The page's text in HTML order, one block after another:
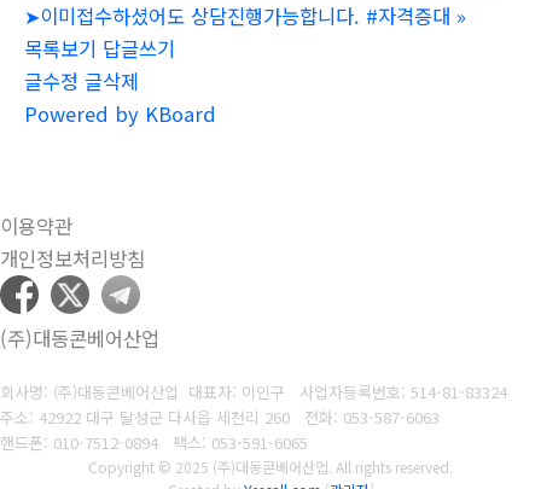
➤이미접수하셨어도 상담진행가능합니다. #자격증대 »
목록보기 답글쓰기
글수정 글삭제
Powered by KBoard
이용약관
개인정보처리방침
(주)대동콘베어산업
회사명: (주)대동콘베어산업 대표자: 이인구 사업자등록번호: 514-81-83324
주소: 42922 대구 달성군 다사읍 세천리 260 전화: 053-587-6063
핸드폰: 010-7512-0894
팩스: 053-591-6065
Copyright © 2025 (주)대동콘베어산업. All rights reserved.